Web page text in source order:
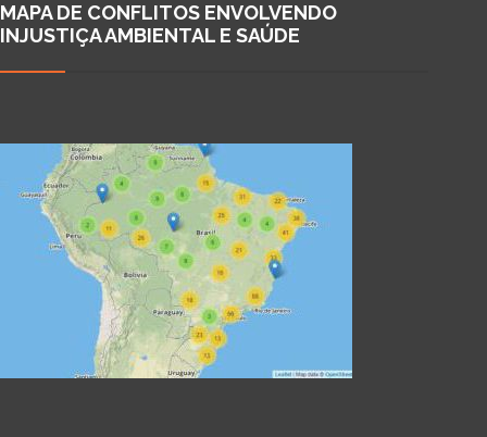
MAPA DE CONFLITOS ENVOLVENDO
INJUSTIÇA AMBIENTAL E SAÚDE